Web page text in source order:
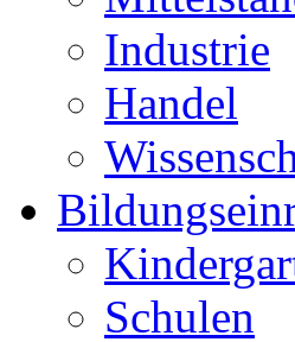
Industrie
Handel
Schulen